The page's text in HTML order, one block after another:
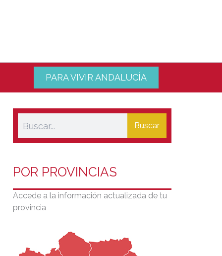
PARA VIVIR ANDALUCÍA
Buscar
POR PROVINCIAS
Accede a la información actualizada de tu
provincia